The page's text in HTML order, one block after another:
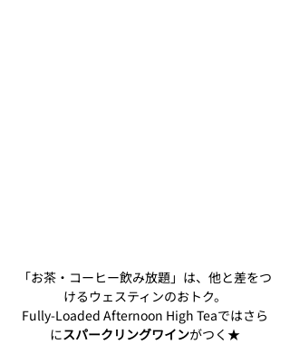
「お茶・コーヒー飲み放題」は、他と差をつ
けるウェスティンのおトク。
Fully-Loaded Afternoon High Teaではさら
にスパークリングワインがつく★